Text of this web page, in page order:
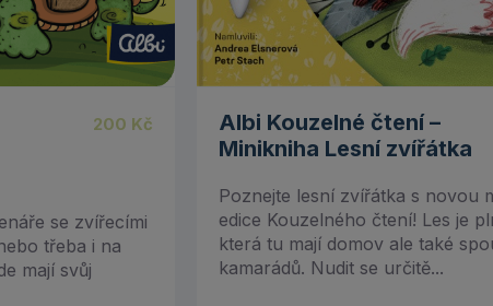
200 Kč
se zvířecími
třeba i na
mají svůj
Albi Kouzelné čtení –
Minikniha Lesní zvířátka
Poznejte lesní zvířátka s novou
edice Kouzelného čtení! Les je
která tu mají domov ale také
kamarádů. Nudit se určitě...